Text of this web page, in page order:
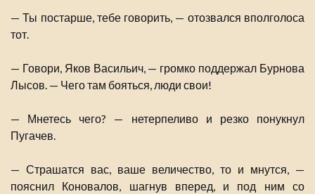
— Ты постарше, тебе говорить, — отозвался вполголоса
тот.
— Говори, Яков Васильич, — громко поддержал Бурнова
Лысов. — Чего там бояться, люди свои!
— Мнетесь чего? — нетерпеливо и резко понукнул
Пугачев.
— Страшатся вас, ваше величество, то и мнутся, —
пояснил Коновалов, шагнув вперед, и под ним со